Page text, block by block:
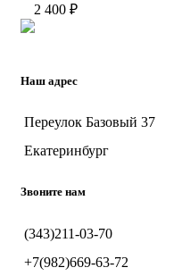
2 400 ₽
Наш адрес
Переулок Базовый 37
Екатеринбург
Звоните нам
(343)211-03-70
+7(982)669-63-72